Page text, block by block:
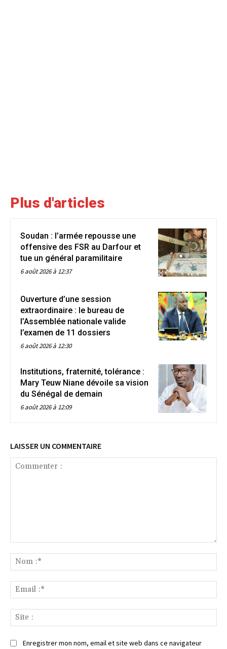
Plus d'articles
Soudan : l’armée repousse une
offensive des FSR au Darfour et
tue un général paramilitaire
6 août 2026 à 12:37
Ouverture d’une session
extraordinaire : le bureau de
l’Assemblée nationale valide
l’examen de 11 dossiers
6 août 2026 à 12:30
Institutions, fraternité, tolérance :
Mary Teuw Niane dévoile sa vision
du Sénégal de demain
6 août 2026 à 12:09
LAISSER UN COMMENTAIRE
:*
:*
:
Enregistrer mon nom, email et site web dans ce navigateur